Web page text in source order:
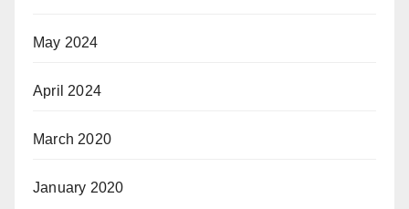
May 2024
April 2024
March 2020
January 2020